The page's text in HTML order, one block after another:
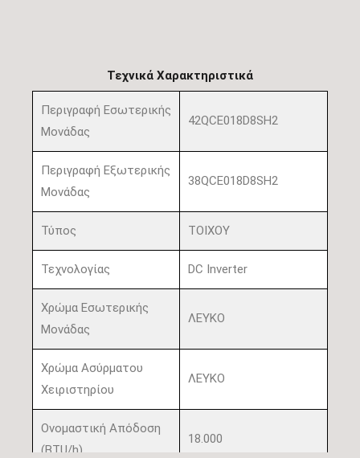
Τεχνικά Χαρακτηριστικά
Περιγραφή Εσωτερικής
Μονάδας
42QCE018D8SH2
Περιγραφή Εξωτερικής
Μονάδας
38QCE018D8SH2
Τύπος ΤΟΙΧΟΥ
Τεχνολογίας DC Inverter
Χρώμα Εσωτερικής
Μονάδας
ΛΕΥΚΟ
Χρώμα Ασύρματου
Χειριστηρίου
ΛΕΥΚΟ
Ονομαστική Απόδοση
(BTU/h)
18.000